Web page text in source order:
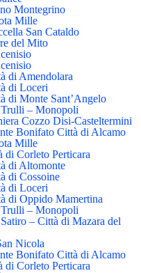
Montegrino
Mille
San Cataldo
del Mito
di Amendolara
di Loceri
di Monte Sant’Angelo
– Monopoli
Cozzo Disi-Casteltermini
Bonifato Città di Alcamo
Mille
di Corleto Perticara
di Altomonte
di Cossoine
di Loceri
di Oppido Mamertina
– Monopoli
– Città di Mazara del
Nicola
Bonifato Città di Alcamo
di Corleto Perticara